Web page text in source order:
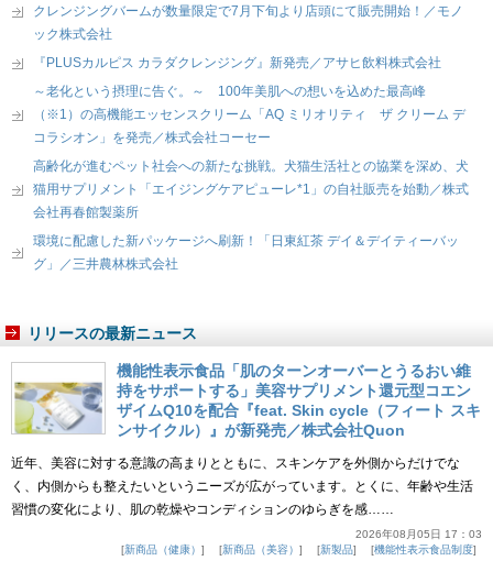
クレンジングバームが数量限定で7月下旬より店頭にて販売開始！／モノ
ック株式会社
『PLUSカルピス カラダクレンジング』新発売／アサヒ飲料株式会社
～老化という摂理に告ぐ。～ 100年美肌への想いを込めた最高峰
（※1）の高機能エッセンスクリーム「AQ ミリオリティ ザ クリーム デ
コラシオン」を発売／株式会社コーセー
高齢化が進むペット社会への新たな挑戦。犬猫生活社との協業を深め、犬
猫用サプリメント「エイジングケアピューレ*1」の自社販売を始動／株式
会社再春館製薬所
環境に配慮した新パッケージへ刷新！「日東紅茶 デイ＆デイティーバッ
グ」／三井農林株式会社
リリースの最新ニュース
機能性表示食品「肌のターンオーバーとうるおい維
持をサポートする」美容サプリメント還元型コエン
ザイムQ10を配合『feat. Skin cycle（フィート スキ
ンサイクル）』が新発売／株式会社Quon
近年、美容に対する意識の高まりとともに、スキンケアを外側からだけでな
く、内側からも整えたいというニーズが広がっています。とくに、年齢や生活
習慣の変化により、肌の乾燥やコンディションのゆらぎを感……
2026年08月05日 17：03
新商品（健康）
新商品（美容） 新製品 機能性表示食品制度